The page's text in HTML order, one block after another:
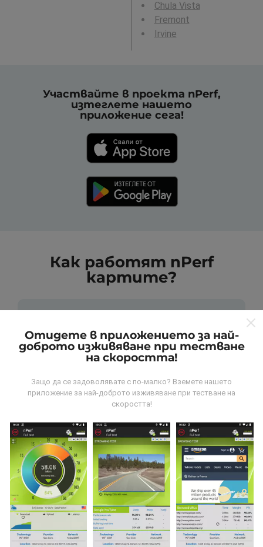
Chula Vista
Fremont
Irvine
Участвайте в проекта nPerf,
изтеглете нашето
приложение сега!
Как работят nPerf
картите?
Откъде идват данните?
Данните се събират от тестове, проведени от
потребители на приложението nPerf. Това са
тестове, проведени в реални условия, директно на
място. Ако и вие искате да се включите, всичко,
което трябва да направите, е да изтеглите
приложението nPerf на вашия смартфон.Колкото
повече данни има, толкова по-пълни ще бъдат
картите!
Отидете в приложението за най-
доброто изживяване при тестване
на скоростта!
Защо да се задоволявате с по-малко? Вземете нашето
приложение за най-доброто изживяване при тестване на
скоростта!